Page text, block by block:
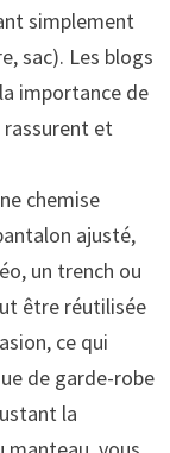
simplement
sac). Les blogs
importance de
rassurent et
chemise
ajusté,
un trench ou
être réutilisée
ce qui
de garde-robe
la